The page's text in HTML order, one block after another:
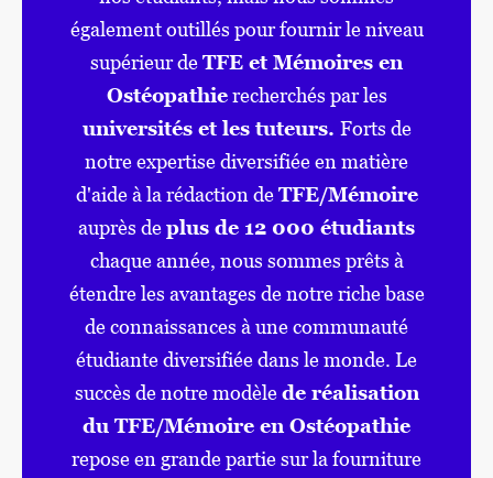
également outillés pour fournir le niveau
supérieur deTFE et Mémoires en
Ostéopathierecherchés par les
universités et les tuteurs. Forts de
notre expertise diversifiée en matière
d'aide à la rédaction deTFE/Mémoire
auprès deplus de 12 000 étudiants
chaque année, nous sommes prêts à
étendre les avantages de notre riche base
de connaissances à une communauté
étudiante diversifiée dans le monde. Le
succès de notre modèlede réalisation
du TFE/Mémoire en Ostéopathie
repose en grande partie sur la fourniture